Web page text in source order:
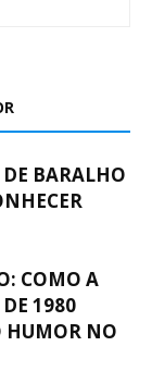
BARALHO
COMO A
1980
HUMOR NO